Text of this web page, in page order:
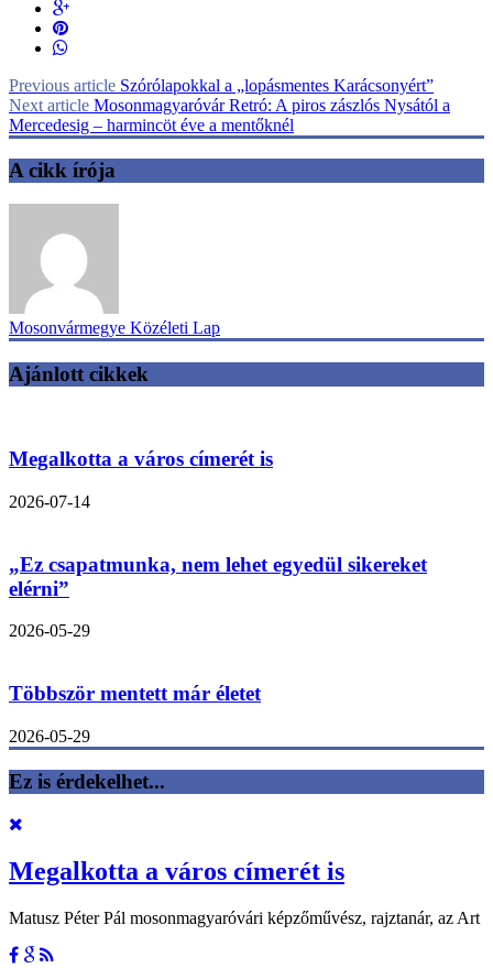
Previous article Szórólapokkal a „lopásmentes Karácsonyért”
Next article Mosonmagyaróvár Retró: A piros zászlós Nysától a
Mercedesig – harmincöt éve a mentőknél
A cikk írója
Mosonvármegye Közéleti Lap
Ajánlott cikkek
Megalkotta a város címerét is
2026-07-14
„Ez csapatmunka, nem lehet egyedül sikereket
elérni”
2026-05-29
Többször mentett már életet
2026-05-29
Ez is érdekelhet...
Megalkotta a város címerét is
Matusz Péter Pál mosonmagyaróvári képzőművész, rajztanár, az Art